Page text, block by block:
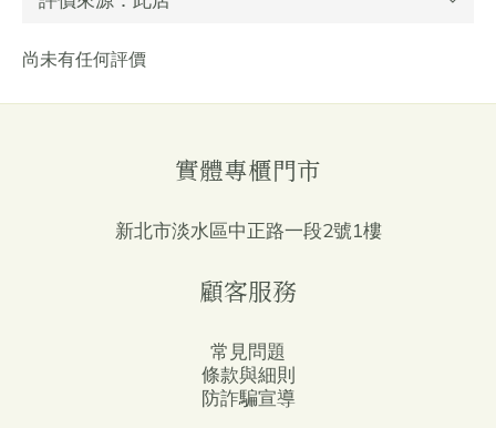
尚未有任何評價
實體專櫃門市
新北市淡水區中正路一段2號1樓
顧客服務
常見問題
條款與細則
防詐騙宣導